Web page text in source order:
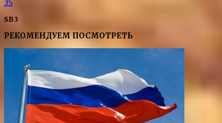
35
SB3
РЕКОМЕНДУЕМ ПОСМОТРЕТЬ